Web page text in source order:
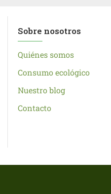
Sobre nosotros
Quiénes somos
Consumo ecológico
Nuestro blog
Contacto